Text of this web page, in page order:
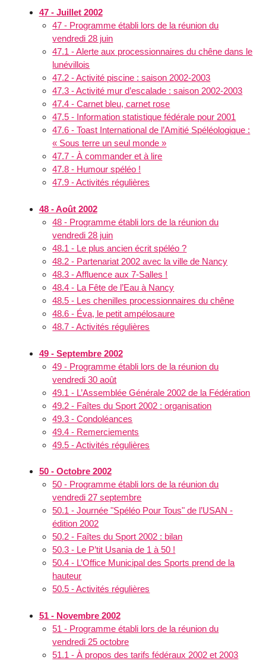
47 - Juillet 2002
47 - Programme établi lors de la réunion du
vendredi 28 juin
47.1 - Alerte aux processionnaires du chêne dans le
lunévillois
47.2 - Activité piscine : saison 2002-2003
47.3 - Activité mur d’escalade : saison 2002-2003
47.4 - Carnet bleu, carnet rose
47.5 - Information statistique fédérale pour 2001
47.6 - Toast International de l’Amitié Spéléologique :
« Sous terre un seul monde »
47.7 - À commander et à lire
47.8 - Humour spéléo !
47.9 - Activités régulières
48 - Août 2002
48 - Programme établi lors de la réunion du
vendredi 28 juin
48.1 - Le plus ancien écrit spéléo ?
48.2 - Partenariat 2002 avec la ville de Nancy
48.3 - Affluence aux 7-Salles !
48.4 - La Fête de l’Eau à Nancy
48.5 - Les chenilles processionnaires du chêne
48.6 - Éva, le petit ampélosaure
48.7 - Activités régulières
49 - Septembre 2002
49 - Programme établi lors de la réunion du
vendredi 30 août
49.1 - L’Assemblée Générale 2002 de la Fédération
49.2 - Faîtes du Sport 2002 : organisation
49.3 - Condoléances
49.4 - Remerciements
49.5 - Activités régulières
50 - Octobre 2002
50 - Programme établi lors de la réunion du
vendredi 27 septembre
50.1 - Journée "Spéléo Pour Tous" de l’USAN -
édition 2002
50.2 - Faîtes du Sport 2002 : bilan
50.3 - Le P’tit Usania de 1 à 50 !
50.4 - L’Office Municipal des Sports prend de la
hauteur
50.5 - Activités régulières
51 - Novembre 2002
51 - Programme établi lors de la réunion du
vendredi 25 octobre
51.1 - À propos des tarifs fédéraux 2002 et 2003